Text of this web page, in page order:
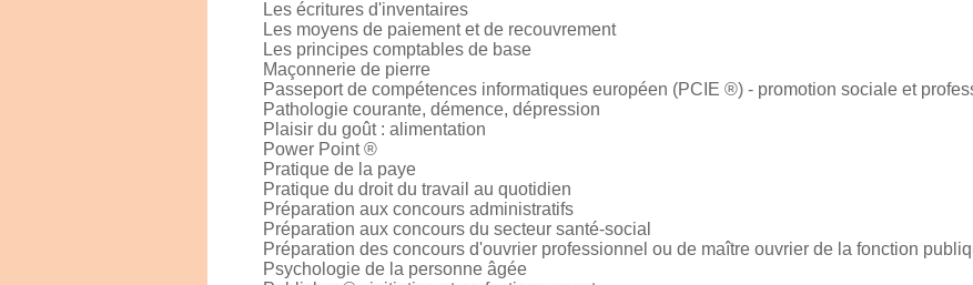
Les écritures d'inventaires
Les moyens de paiement et de recouvrement
Les principes comptables de base
Maçonnerie de pierre
Passeport de compétences informatiques européen (PCIE ®) - promotion sociale et
Pathologie courante, démence, dépression
Plaisir du goût : alimentation
Power Point ®
Pratique de la paye
Pratique du droit du travail au quotidien
Préparation aux concours administratifs
Préparation aux concours du secteur santé-social
Préparation des concours d'ouvrier professionnel ou de maître ouvrier de la fonction
Psychologie de la personne âgée